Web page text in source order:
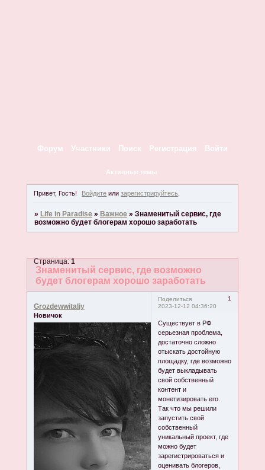
Форум Участники Поиск Регистрация Войти
Активные темы
Привет, Гость! Войдите илизарегистрируйтесь.
» Life in Paradise » Важное » Знаменитый сервис, где
возможно будет блогерам хорошо заработать
Знаменитый сервис, где возможно
будет блогерам хорошо заработать
Страница:1
Поделиться
1
2023-12-12 04:36:20
Grozdewwitaliy
Новичок
Существует в РФ
серьезная проблема,
достаточно сложно
отыскать достойную
площадку, где возможно
будет выкладывать
свой собственный
контент и
монетизировать его.
Так что мы решили
запустить свой
собственный
уникальный проект, где
можно будет
зарегистрироваться и
оценивать блогеров,